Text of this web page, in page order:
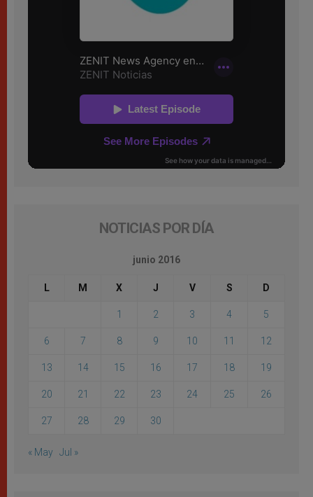
NOTICIAS POR DÍA
junio 2016
L M X J V S D
1 2 3 4 5
6 7 8 9 10 11 12
13 14 15 16 17 18 19
20 21 22 23 24 25 26
27 28 29 30
« May Jul »